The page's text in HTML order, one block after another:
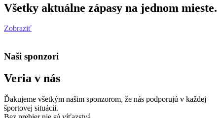
Všetky aktuálne zápasy na jednom mieste.
Zobraziť
Naši sponzori
Veria v nás
Ďakujeme všetkým našim sponzorom, že nás podporujú v každej
športovej situácii.